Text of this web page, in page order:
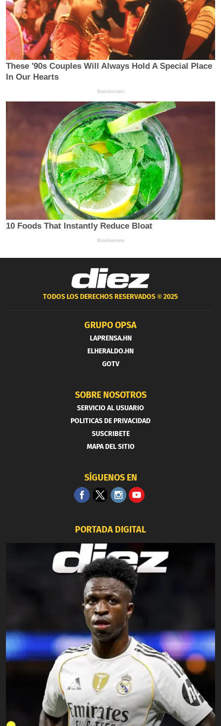
TODOS LOS DERECHOS RESERVADOS ®2025
GRUPO OPSA
LAPRENSA.HN
ELHERALDO.HN
GOTV
SOBRE NOSOTROS
SERVICIO AL USUARIO
POLITICAS DE PRIVACIDAD
SUSCRIBETE
MAPA DEL SITIO
SÍGUENOS EN
PORTADA DIGITAL